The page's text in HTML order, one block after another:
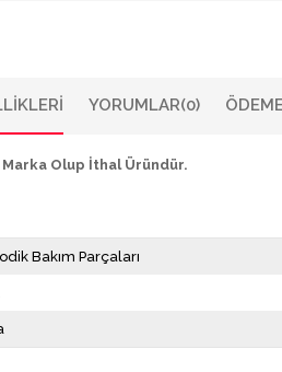
YORUMLAR(0)
Marka Olup İthal Üründür.
Bakım Parçaları